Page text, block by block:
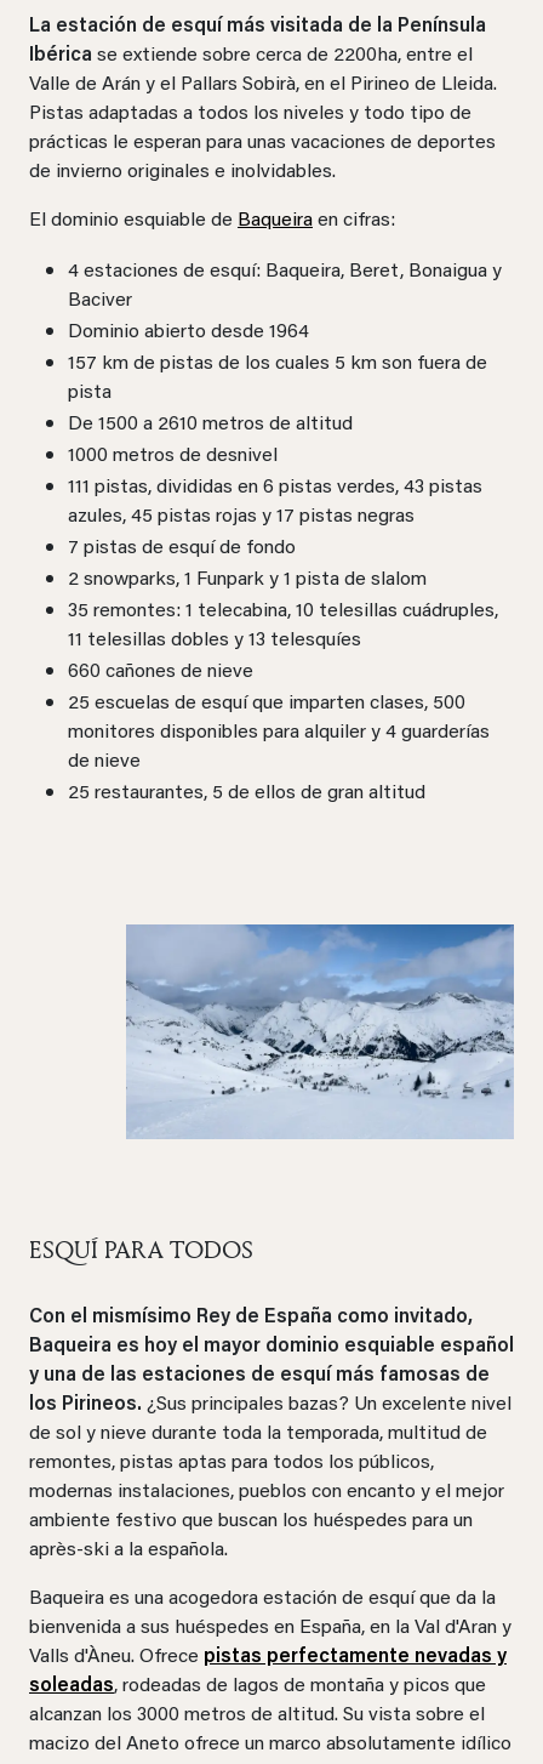
La estación de esquí más visitada de la Península
Ibérica se extiende sobre cerca de 2200ha, entre el
Valle de Arán y el Pallars Sobirà, en el Pirineo de Lleida.
Pistas adaptadas a todos los niveles y todo tipo de
prácticas le esperan para unas vacaciones de deportes
de invierno originales e inolvidables.
El dominio esquiable de Baqueira en cifras:
4 estaciones de esquí: Baqueira, Beret, Bonaigua y
Baciver
Dominio abierto desde 1964
157 km de pistas de los cuales 5 km son fuera de
pista
De 1500 a 2610 metros de altitud
1000 metros de desnivel
111 pistas, divididas en 6 pistas verdes, 43 pistas
azules, 45 pistas rojas y 17 pistas negras
7 pistas de esquí de fondo
2 snowparks, 1 Funpark y 1 pista de slalom
35 remontes: 1 telecabina, 10 telesillas cuádruples,
11 telesillas dobles y 13 telesquíes
660 cañones de nieve
25 escuelas de esquí que imparten clases, 500
monitores disponibles para alquiler y 4 guarderías
de nieve
25 restaurantes, 5 de ellos de gran altitud
ESQUÍ PARA TODOS
Con el mismísimo Rey de España como invitado,
Baqueira es hoy el mayor dominio esquiable español
y una de las estaciones de esquí más famosas de
los Pirineos. ¿Sus principales bazas? Un excelente nivel
de sol y nieve durante toda la temporada, multitud de
remontes, pistas aptas para todos los públicos,
modernas instalaciones, pueblos con encanto y el mejor
ambiente festivo que buscan los huéspedes para un
après-ski a la española.
Baqueira es una acogedora estación de esquí que da la
bienvenida a sus huéspedes en España, en la Val d'Aran y
Valls d'Àneu. Ofrece pistas perfectamente nevadas y
soleadas, rodeadas de lagos de montaña y picos que
alcanzan los 3000 metros de altitud. Su vista sobre el
macizo del Aneto ofrece un marco absolutamente idílico